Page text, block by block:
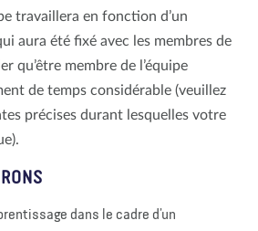
travaillera en fonction d’un
aura été fixé avec les membres de
qu’être membre de l’équipe
de temps considérable (veuillez
précises durant lesquelles votre
dans le cadre d’un